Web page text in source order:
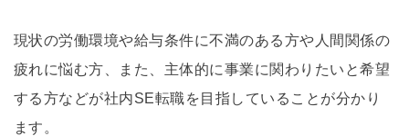
現状の労働環境や給与条件に不満のある方や人間関係の
疲れに悩む方、また、主体的に事業に関わりたいと希望
する方などが社内SE転職を目指していることが分かり
ます。